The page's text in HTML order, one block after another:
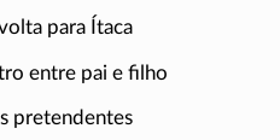
para Ítaca
entre pai e filho
pretendentes